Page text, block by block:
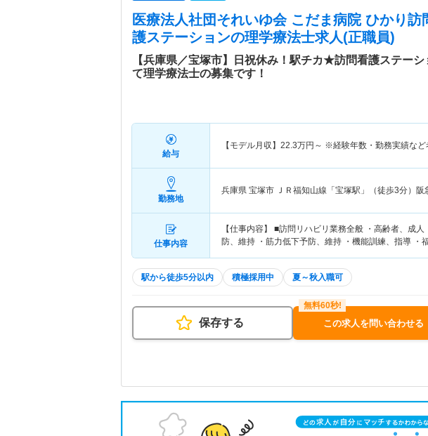
医療法人社団それいゆ会 こだま病院 ひかり訪
護ステーションの理学療法士求人(正職員)
【兵庫県／宝塚市】日祝休み！駅チカ★訪問看護ステーシ
て理学療法士の募集です！
給与
【モデル月収】 22.3万円～ ※経験年数・勤務実績など
勤務地
兵庫県 宝塚市 ＪＲ福知山線「宝塚駅」（徒歩3分）
仕事内容
【仕事内容】 ■訪問リハビリ業務全般 ・高齢者、成
防、維持 ・筋力低下予防、維持 ・機能訓練、指導 ・
駅から徒歩5分以内 積極採用中 夏～秋入職可
保存する この求人を問い合わせる